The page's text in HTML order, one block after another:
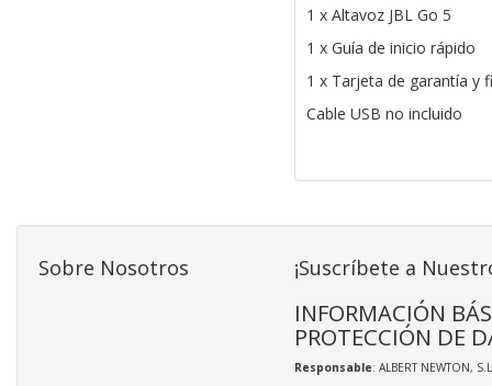
1 x Altavoz JBL Go 5
1 x Guía de inicio rápido
1 x Tarjeta de garantía y
Cable USB no incluido
Sobre Nosotros ¡Suscríbete a
INFORMACIÓN
PROTECCIÓN DE
Responsable: ALBERT NEWTON,